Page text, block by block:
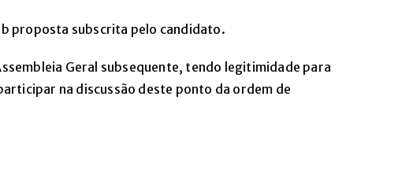
proposta subscrita pelo candidato.
Geral subsequente, tendo legitimidade para
na discussão deste ponto da ordem de